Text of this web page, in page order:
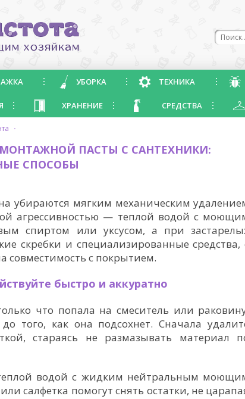
УБОРКА ТЕХНИКА
ХРАНЕНИЕ СРЕДСТВА
·
ПАСТЫ С САНТЕХНИКИ:
СПОСОБЫ
убираются мягким механическим
агрессивностью — теплой водой с
спиртом или уксусом, а при
скребки и специализированные средства,
совместимость с покрытием.
быстро и аккуратно
что попала на смеситель или
того, как она подсохнет. Сначала
стараясь не размазывать материал
водой с жидким нейтральным
салфетка помогут снять остатки, не